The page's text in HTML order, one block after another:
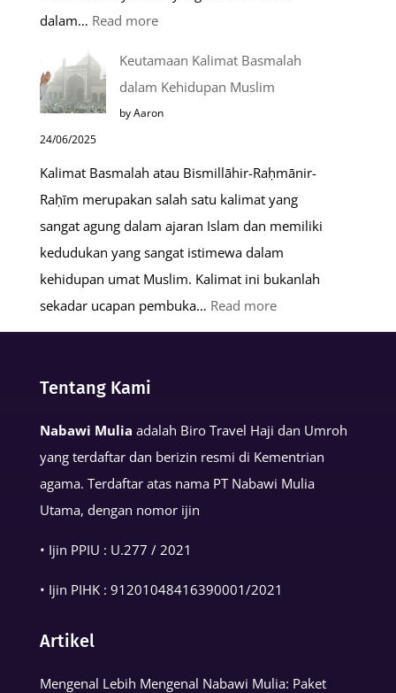
dalam… Read more:
Keutamaan Kalimat Basmalah
dalam Kehidupan Muslim
by Aaron
24/06/2025
Kalimat Basmalah atau Bismillāhir-Raḥmānir-
Raḥīm merupakan salah satu kalimat yang
sangat agung dalam ajaran Islam dan memiliki
kedudukan yang sangat istimewa dalam
kehidupan umat Muslim. Kalimat ini bukanlah
sekadar ucapan pembuka… Read more:
Keutamaan
Kehidupan
Muslim
Tentang Kami
Nabawi Mulia adalah Biro Travel Haji dan Umroh
yang terdaftar dan berizin resmi di Kementrian
agama. Terdaftar atas nama PT Nabawi Mulia
Utama, dengan nomor ijin
• Ijin PPIU : U.277 / 2021
• Ijin PIHK : 91201048416390001/2021
Artikel
Mengenal Lebih Mengenal Nabawi Mulia: Paket